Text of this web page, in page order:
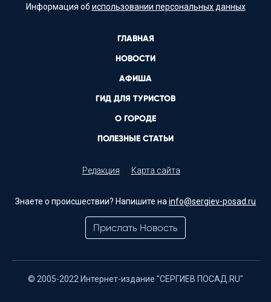
Информация об использовании персональных данных
ГЛАВНАЯ
НОВОСТИ
АФИША
ГИД ДЛЯ ТУРИСТОВ
О ГОРОДЕ
ПОЛЕЗНЫЕ СТАТЬИ
Редакция Карта сайта
Знаете о происшествии? Напишите на info@sergiev-posad.ru
Прислать Новость
© 2005-2022 Интернет-издание "СЕРГИЕВ ПОСАД.RU"